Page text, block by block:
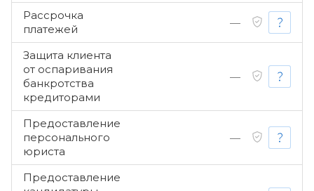
Рассрочка
платежей
—
Защита клиента
от оспаривания
банкротства
кредиторами
—
Предоставление
персонального
юриста
—
Предоставление